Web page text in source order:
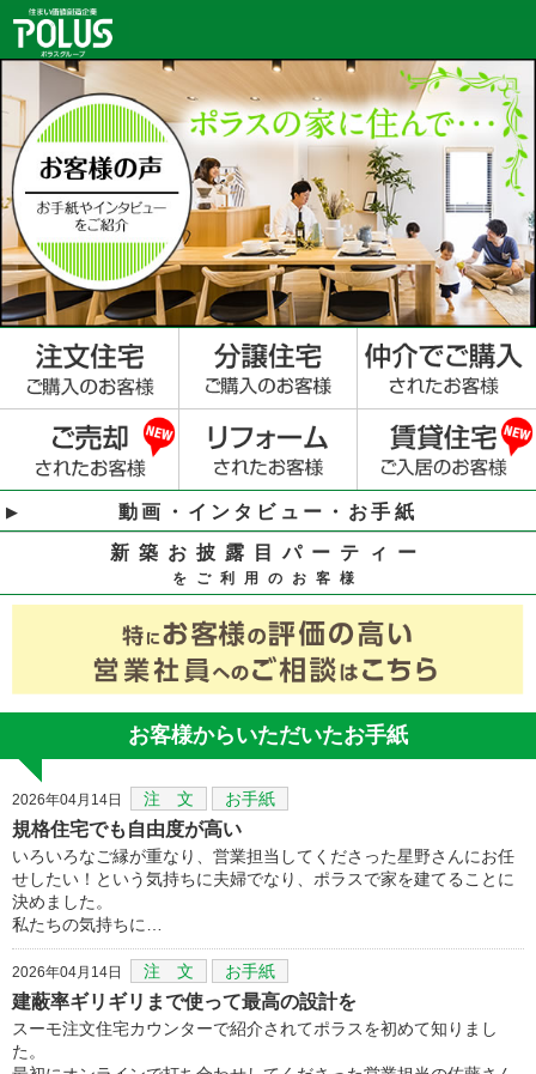
動画・インタビュー・お手紙
新築お披露目パーティー
をご利用のお客様
お客様からいただいたお手紙
2026年04月14日 注 文 お手紙
規格住宅でも自由度が高い
いろいろなご縁が重なり、営業担当してくださった星野さんにお任
せしたい！という気持ちに夫婦でなり、ポラスで家を建てることに
決めました。
私たちの気持ちに…
2026年04月14日 注 文 お手紙
建蔽率ギリギリまで使って最高の設計を
スーモ注文住宅カウンターで紹介されてポラスを初めて知りまし
た。